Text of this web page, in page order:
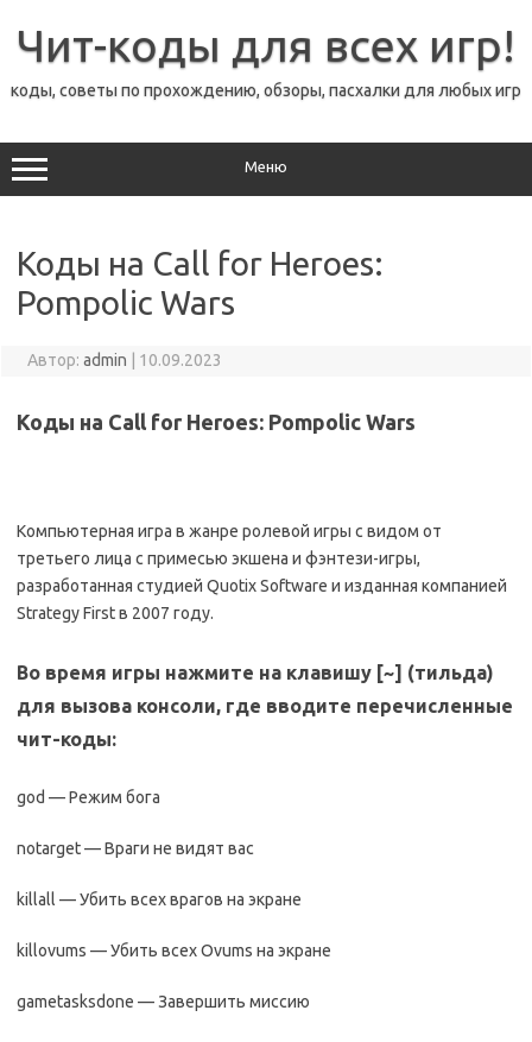
содержимому
Чит-коды для всех игр!
коды, советы по прохождению, обзоры, пасхалки для любых игр
Меню
Коды на Call for Heroes:
Pompolic Wars
Автор: admin 10.09.2023
Коды на Call for Heroes: Pompolic Wars
Компьютерная игра в жанре ролевой игры с видом от
третьего лица с примесью экшена и фэнтези-игры,
разработанная студией Quotix Software и изданная компанией
Strategy First в 2007 году.
Во время игры нажмите на клавишу [~] (тильда)
для вызова консоли, где вводите перечисленные
чит-коды:
god — Режим бога
notarget — Враги не видят вас
killall — Убить всех врагов на экране
killovums — Убить всех Ovums на экране
gametasksdone — Завершить миссию